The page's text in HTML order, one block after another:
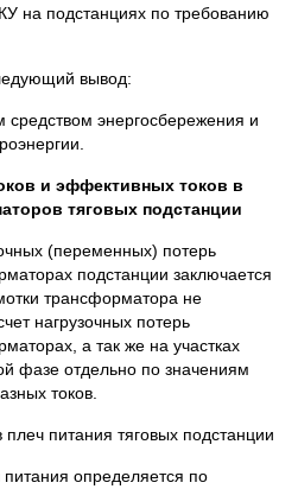
на подстанциях по требованию
вывод:
энергосбережения и
и эффективных токов в
тяговых подстанции
(переменных) потерь
подстанции заключается
трансформатора не
нагрузочных потерь
а так же на участках
фазе отдельно по значениям
токов.
питания тяговых подстанции
питания определяется по